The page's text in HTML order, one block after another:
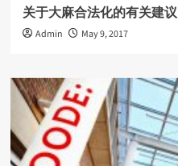
关于大麻合法化的有关建议
Admin May 9, 2017